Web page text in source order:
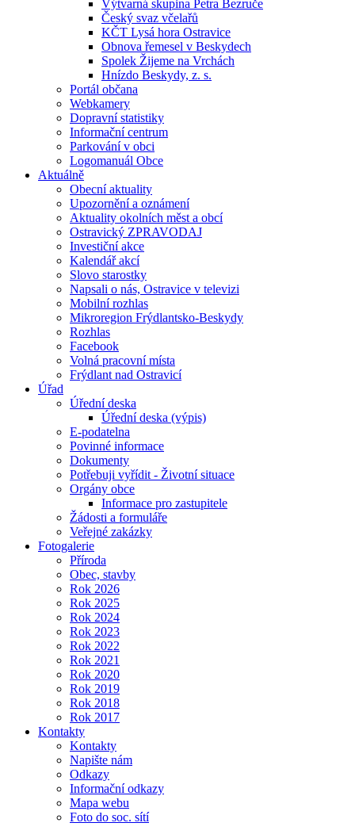
Výtvarná skupina Petra Bezruče
Český svaz včelařů
KČT Lysá hora Ostravice
Obnova řemesel v Beskydech
Spolek Žijeme na Vrchách
Hnízdo Beskydy, z. s.
Portál občana
Webkamery
Dopravní statistiky
Informační centrum
Parkování v obci
Logomanuál Obce
Aktuálně
Obecní aktuality
Upozornění a oznámení
Aktuality okolních měst a obcí
Ostravický ZPRAVODAJ
Investiční akce
Kalendář akcí
Slovo starostky
Napsali o nás, Ostravice v televizi
Mobilní rozhlas
Mikroregion Frýdlantsko-Beskydy
Rozhlas
Facebook
Volná pracovní místa
Frýdlant nad Ostravicí
Úřad
Úřední deska
Úřední deska (výpis)
E-podatelna
Povinné informace
Dokumenty
Potřebuji vyřídit - Životní situace
Orgány obce
Informace pro zastupitele
Žádosti a formuláře
Veřejné zakázky
Fotogalerie
Příroda
Obec, stavby
Rok 2026
Rok 2025
Rok 2024
Rok 2023
Rok 2022
Rok 2021
Rok 2020
Rok 2019
Rok 2018
Rok 2017
Kontakty
Kontakty
Napište nám
Odkazy
Informační odkazy
Mapa webu
Foto do soc. sítí